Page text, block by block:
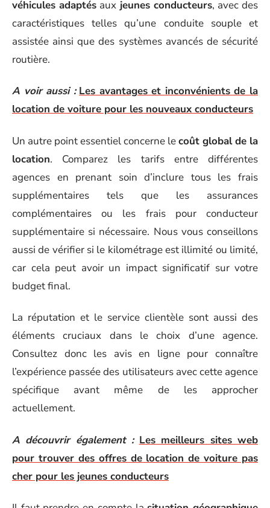
véhicules adaptés aux jeunes conducteurs, avec des
caractéristiques telles qu’une conduite souple et
assistée ainsi que des systèmes avancés de sécurité
routière.
A voir aussi : Les avantages et inconvénients de la
location de voiture pour les nouveaux conducteurs
Un autre point essentiel concerne lecoût global de la
location. Comparez les tarifs entre différentes
agences en prenant soin d’inclure tous les frais
supplémentaires tels que les assurances
complémentaires ou les frais pour conducteur
supplémentaire si nécessaire. Nous vous conseillons
aussi de vérifier si le kilométrage est illimité ou limité,
car cela peut avoir un impact significatif sur votre
budget final.
La réputation et le service clientèle sont aussi des
éléments cruciaux dans le choix d’une agence.
Consultez donc les avis en ligne pour connaître
l’expérience passée des utilisateurs avec cette agence
spécifique avant même de les approcher
actuellement.
A découvrir également : Les meilleurs sites web
pour trouver des offres de location de voiture pas
cher pour les jeunes conducteurs